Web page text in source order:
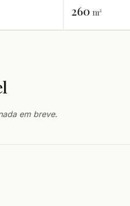
260 m²
em breve.